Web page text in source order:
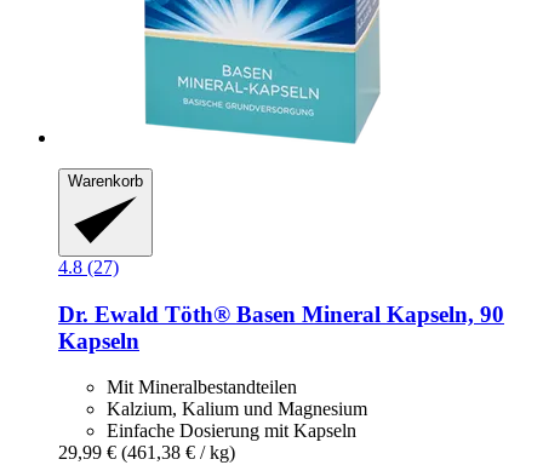
Warenkorb
4.8 (27)
Dr. Ewald Töth® Basen Mineral Kapseln, 90
Kapseln
Mit Mineralbestandteilen
Kalzium, Kalium und Magnesium
Einfache Dosierung mit Kapseln
29,99 € (461,38 € / kg)